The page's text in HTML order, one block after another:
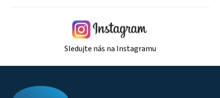
Sledujte nás na Instagramu